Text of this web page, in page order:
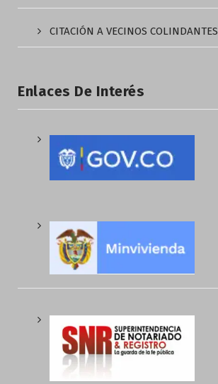
CITACIÓN A VECINOS COLINDANTES
Enlaces De Interés